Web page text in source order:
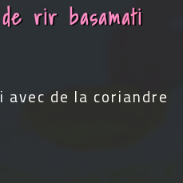
rir basamati
de la coriandre